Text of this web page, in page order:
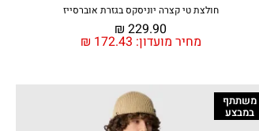
חולצת טי קצרה יוניסקס בגזרת אוברסייז
מחיר מועדון: ₪ 172.43
₪ 229.90
משתתף
במבצע